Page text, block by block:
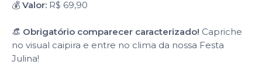
💰 Valor: R$ 69,90
👒 Obrigatório comparecer caracterizado! Capriche
no visual caipira e entre no clima da nossa Festa
Julina!